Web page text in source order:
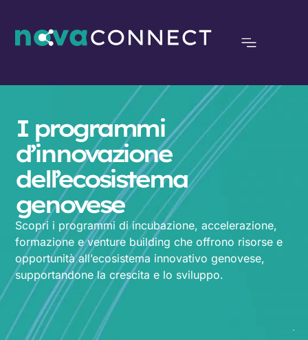
I programmi
d’innovazione
dell’ecosistema
genovese
Scopri i programmi di incubazione, accelerazione,
formazione e venture building che offrono risorse e
opportunità all’ecosistema innovativo genovese,
supportandone la crescita e lo sviluppo.